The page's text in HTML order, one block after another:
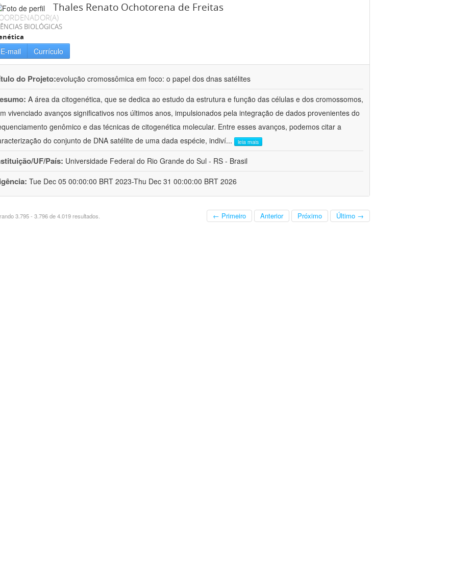
Thales Renato Ochotorena de Freitas
BIOLÓGICAS
E-mail Currículo
do Projeto:evolução cromossômica em foco: o papel dos dnas satélites
A área da citogenética, que se dedica ao estudo da estrutura e função das células e dos cromossomos,
vivenciado avanços significativos nos últimos anos, impulsionados pela integração de dados provenientes do
genômico e das técnicas de citogenética molecular. Entre esses avanços, podemos citar a
do conjunto de DNA satélite de uma dada espécie, indiví... leia mais
UF/País: Universidade Federal do Rio Grande do Sul - RS - Brasil
Tue Dec 05 00:00:00 BRT 2023-Thu Dec 31 00:00:00 BRT 2026
3.795 - 3.796 de 4.019 resultados. ← Primeiro Anterior Próximo Último →